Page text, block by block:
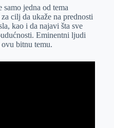
jedna od tema
cilj da ukaže na prednosti
kao i da najavi šta sve
Eminentni ljudi
bitnu temu.